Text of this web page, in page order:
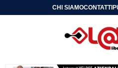
CHI SIAMOCONTATTI